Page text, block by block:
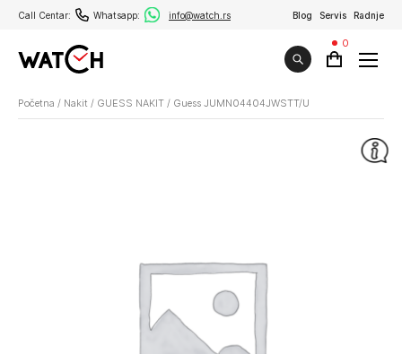
Call Centar: Whatsapp: info@watch.rs Blog Servis Radnje
0
Početna / Nakit / GUESS NAKIT / Guess JUMN04404JWSTT/U